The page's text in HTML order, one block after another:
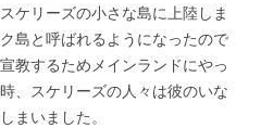
ケリーズの小さな島に上陸しま
島と呼ばれるようになったので
教するためメインランドにやっ
、スケリーズの人々は彼のいな
まいました。